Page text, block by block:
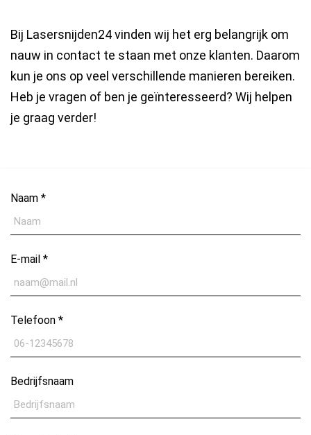
Bij Lasersnijden24 vinden wij het erg belangrijk om
nauw in contact te staan met onze klanten. Daarom
kun je ons op veel verschillende manieren bereiken.
Heb je vragen of ben je geïnteresseerd? Wij helpen
je graag verder!
Naam *
E-mail *
Telefoon *
Bedrijfsnaam